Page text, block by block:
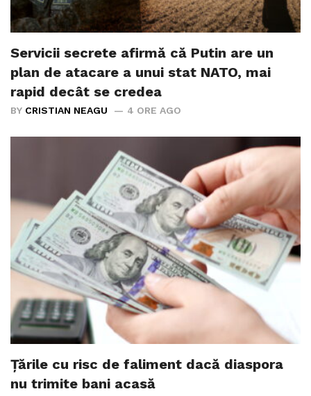
Servicii secrete afirmă că Putin are un
plan de atacare a unui stat NATO, mai
rapid decât se credea
BY CRISTIAN NEAGU 4 ORE AGO
Țările cu risc de faliment dacă diaspora
nu trimite bani acasă